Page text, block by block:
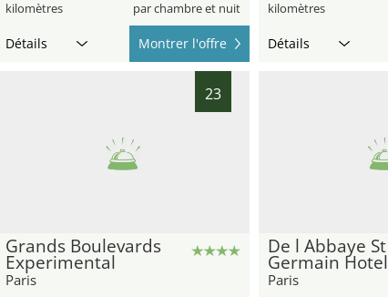
kilomètres par chambre et nuit
Détails Montrer l'offre
kilomètres
Détails
23
Grands Boulevards
Experimental
Paris
De l Abbaye St
Germain Hotel
Paris